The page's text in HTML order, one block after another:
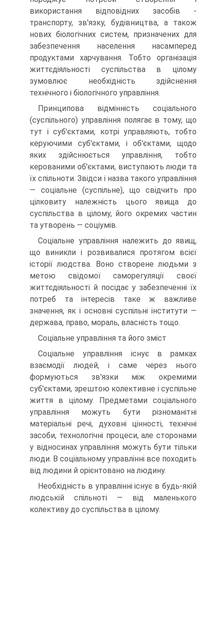
використання відповідних засобів -
транспорту, зв'язку, будівництва, а також
нових біологічних систем, призначених для
забезпечення населення насамперед
продуктами харчування. Тобто організація
життєдіяльності суспільства в цілому
зумовлює необхідність здійснення
технічного і біологічного управління.
Принципова відмінність соціального
(суспільного) управління полягає в тому, що
тут і суб'єктами, котрі управляють, тобто
керуючими суб'єктами, і об'єктами, щодо
яких здійснюється управління, тобто
керованими об'єктами, виступають люди та
їх спільноти. Звідси і назва такого управління
— соціальне (суспільне), що свідчить про
цілковиту належність цього явища до
суспільства в цілому, його окремих частин
та утворень — соціумів.
Соціальне управління належить до явищ,
що виникли і розвивалися протягом всієї
історії людства. Воно створене людьми з
метою свідомої саморегуляції своєї
життєдіяльності й посідає у забезпеченні їх
потреб та інтересів таке ж важливе
значення, як і основні суспільні інститути —
держава, право, мораль, власність тощо.
Соціальне управління та його зміст
Соціальне управління існує в рамках
взаємодії людей, і саме через нього
формуються зв'язки між окремими
суб'єктами, зрештою колективне і суспільне
життя в цілому. Предметами соціального
управління можуть бути різноманітні
матеріальні речі, духовні цінності, технічні
засоби, технологічні процеси, але сторонами
у відносинах управління можуть бути тільки
люди. В соціальному управлінні все походить
від людини й орієнтовано на людину.
Необхідність в управлінні існує в будь-якій
людській спільноті — від маленького
колективу до суспільства в цілому.